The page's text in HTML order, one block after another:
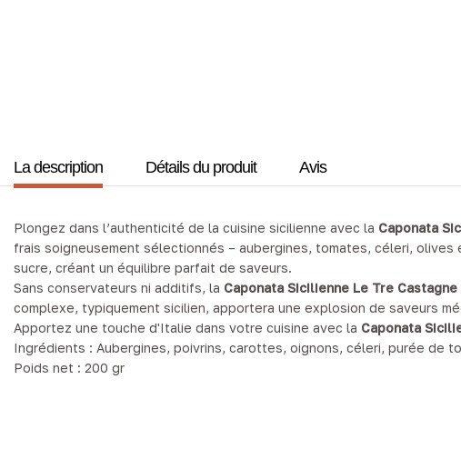
La description Détails du produit Avis
Plongez dans l’authenticité de la cuisine sicilienne avec la Caponata
frais soigneusement sélectionnés – aubergines, tomates, céleri,
sucre, créant un équilibre parfait de saveurs.
Sans conservateurs ni additifs, la Caponata Sicilienne Le Tre Castagne
complexe, typiquement sicilien, apportera une explosion de saveurs
Apportez une touche d'Italie dans votre cuisine avec la Caponata
Ingrédients : Aubergines, poivrins, carottes, oignons, céleri, purée de
Poids net : 200 gr